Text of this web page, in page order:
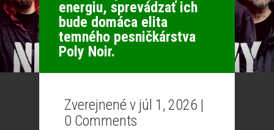
energiu, sprevádzať ich
bude domáca elita
temného pesničkárstva
Poly Noir.
Zverejnené v júl 1, 2026 |
0 Comments